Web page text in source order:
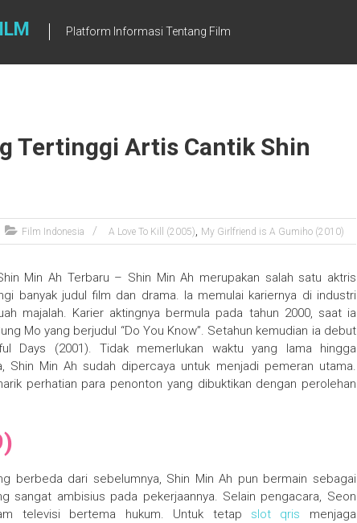
Platform Informasi Tentang Film
Tertinggi Artis Cantik Shin
Film Indonesia A Love To Kill (2005), My Girlfriend is A Gumiho (2010)
Min Ah Terbaru – Shin Min Ah merupakan salah satu aktris
banyak judul film dan drama. Ia memulai kariernya di industri
majalah. Karier aktingnya bermula pada tahun 2000, saat ia
Mo yang berjudul “Do You Know”. Setahun kemudian ia debut
Days (2001). Tidak memerlukan waktu yang lama hingga
Shin Min Ah sudah dipercaya untuk menjadi pemeran utama.
perhatian para penonton yang dibuktikan dengan perolehan
berbeda dari sebelumnya, Shin Min Ah pun bermain sebagai
sangat ambisius pada pekerjaannya. Selain pengacara, Seon
televisi bertema hukum. Untuk tetap slot qris menjaga